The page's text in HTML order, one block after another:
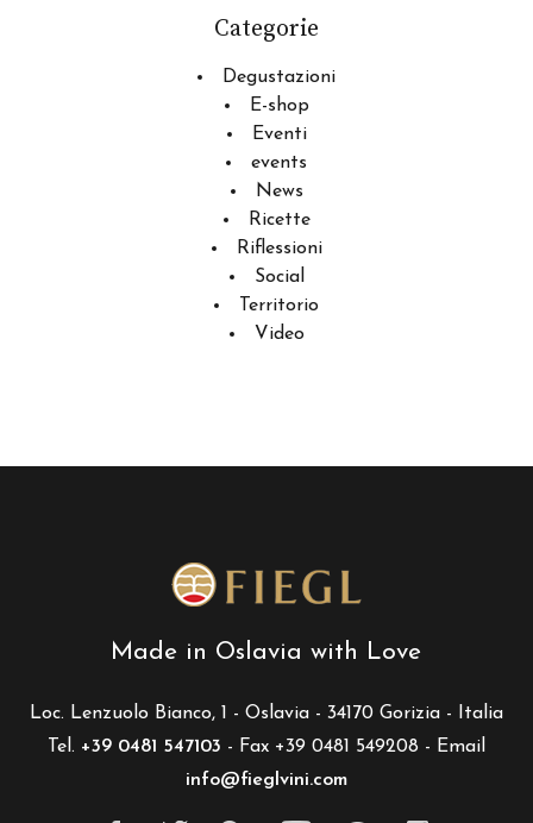
Categorie
Degustazioni
E-shop
Eventi
events
News
Ricette
Riflessioni
Social
Territorio
Video
Made in Oslavia with Love
Loc. Lenzuolo Bianco, 1 - Oslavia - 34170 Gorizia - Italia
Tel. +39 0481 547103 - Fax +39 0481 549208 - Email
info@fieglvini.com